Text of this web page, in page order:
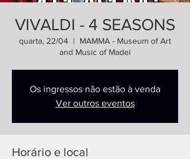
VIVALDI - 4 SEASONS
quarta, 22/04
  |
MAMMA - Museum of Art
and Music of Madei
Os ingressos não estão à venda
Ver outros eventos
Horário e local